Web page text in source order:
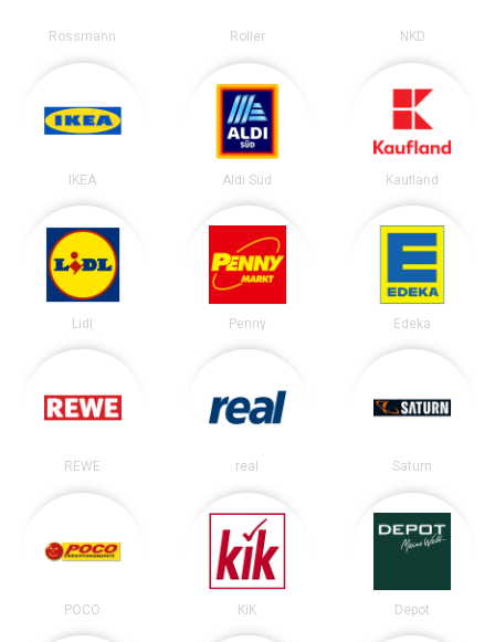
Rossmann Roller NKD
IKEA Aldi Süd Kaufland
Lidl Penny Edeka
REWE real Saturn
POCO KiK Depot